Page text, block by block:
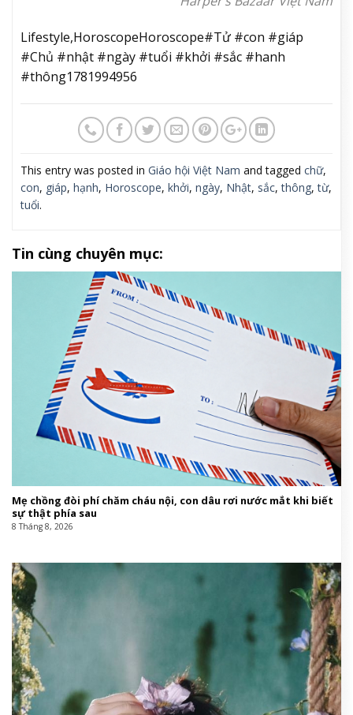
Lifestyle,HoroscopeHoroscope#Tử #con #giáp
#Chủ #nhật #ngày #tuổi #khởi #sắc #hanh
#thông1781994956
This entry was posted in Giáo hội Việt Nam and tagged chữ,
con, giáp, hạnh, Horoscope, khởi, ngày, Nhật, sắc,thông,từ,
tuổi.
Tin cùng chuyên mục:
Mẹ chồng đòi phí chăm cháu nội, con dâu rơi nước mắt khi biết
sự thật phía sau
8 Tháng 8, 2026